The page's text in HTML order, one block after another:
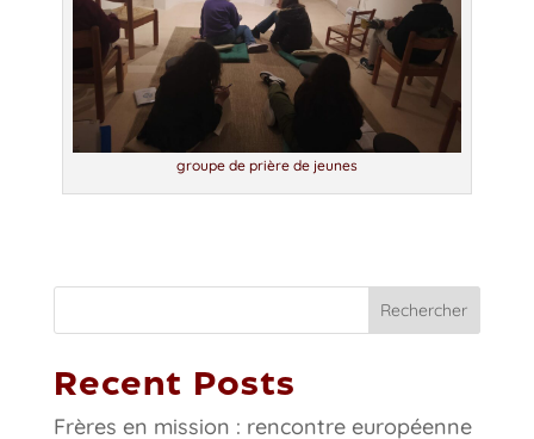
groupe de prière de jeunes
Rechercher
Recent Posts
Frères en mission : rencontre européenne